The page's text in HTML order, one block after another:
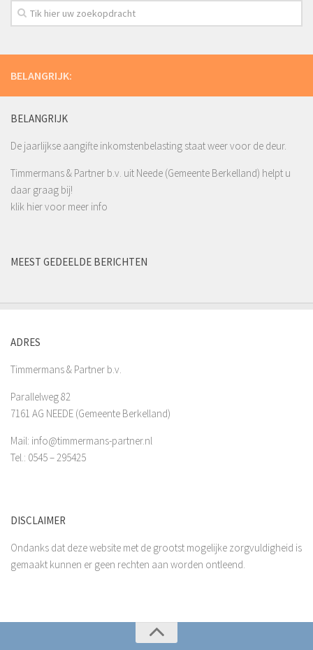
BELANGRIJK:
BELANGRIJK
De jaarlijkse aangifte inkomstenbelasting staat weer voor de deur.
Timmermans & Partner b.v. uit Neede (Gemeente Berkelland) helpt u
daar graag bij!
klik hier voor meer info
MEEST GEDEELDE BERICHTEN
ADRES
Timmermans & Partner b.v.
Parallelweg 82
7161 AG NEEDE (Gemeente Berkelland)
Mail: info@timmermans-partner.nl
Tel.: 0545 – 295425
DISCLAIMER
Ondanks dat deze website met de grootst mogelijke zorgvuldigheid is
gemaakt kunnen er geen rechten aan worden ontleend.